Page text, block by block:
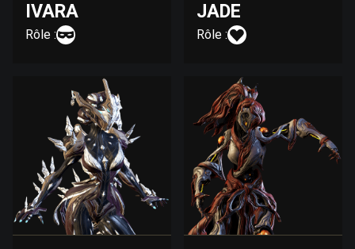
IVARA
Rôle :
JADE
Rôle :